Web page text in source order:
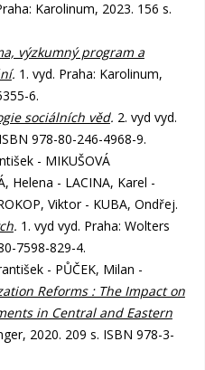
Karolinum, 2023. 156 s.
výzkumný program a
. 1. vyd. Praha: Karolinum,
6.
sociálních věd. 2. vyd vyd.
978-80-246-4968-9.
- MIKUŠOVÁ
Helena - LACINA, Karel -
Viktor - KUBA, Ondřej.
. 1. vyd vyd. Praha: Wolters
7598-829-4.
- PŮČEK, Milan -
Reforms : The Impact on
in Central and Eastern
2020. 209 s. ISBN 978-3-